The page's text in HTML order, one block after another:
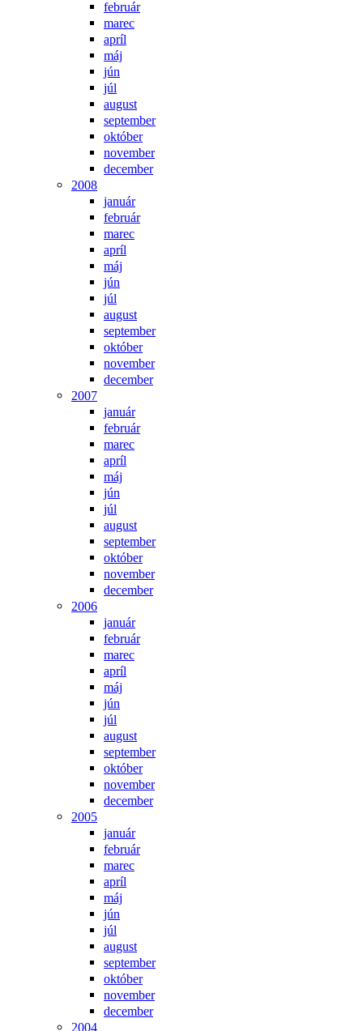
február
marec
apríl
máj
jún
júl
august
september
október
november
december
2008
január
február
marec
apríl
máj
jún
júl
august
september
október
november
december
2007
január
február
marec
apríl
máj
jún
júl
august
september
október
november
december
2006
január
február
marec
apríl
máj
jún
júl
august
september
október
november
december
2005
január
február
marec
apríl
máj
jún
júl
august
september
október
november
december
2004